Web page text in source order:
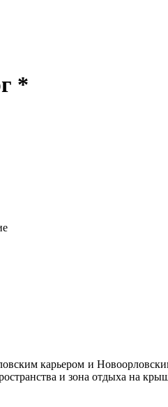
*
карьером и
и зона отдыха на